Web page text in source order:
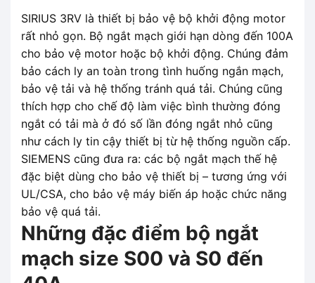
SIRIUS 3RV là thiết bị bảo vệ bộ khởi động motor
rất nhỏ gọn. Bộ ngắt mạch giới hạn dòng đến 100A
cho bảo vệ motor hoặc bộ khởi động. Chúng đảm
bảo cách ly an toàn trong tình huống ngắn mạch,
bảo vệ tải và hệ thống tránh quá tải. Chúng cũng
thích hợp cho chế độ làm việc bình thường đóng
ngắt có tải mà ở đó số lần đóng ngắt nhỏ cũng
như cách ly tin cậy thiết bị từ hệ thống nguồn cấp.
SIEMENS cũng đưa ra: các bộ ngắt mạch thế hệ
đặc biệt dùng cho bảo vệ thiết bị – tương ứng với
UL/CSA, cho bảo vệ máy biến áp hoặc chức năng
bảo vệ quá tải.
Những đặc điểm bộ ngắt
mạch size S00 và S0 đến